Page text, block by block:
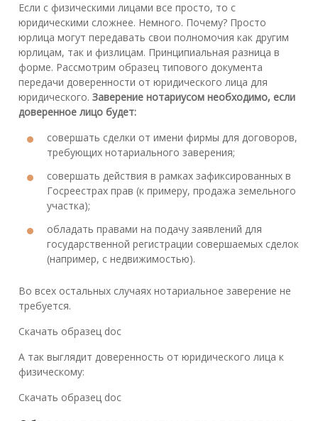
Если с физическими лицами все просто, то с
юридическими сложнее. Немного. Почему? Просто
юрлица могут передавать свои полномочия как другим
юрлицам, так и физлицам. Принципиальная разница в
форме. Рассмотрим образец типового документа
передачи доверенности от юридического лица для
юридического. Заверение нотариусом необходимо, если
доверенное лицо будет:
совершать сделки от имени фирмы для договоров,
требующих нотариального заверения;
совершать действия в рамках зафиксированных в
Госреестрах прав (к примеру, продажа земельного
участка);
обладать правами на подачу заявлений для
государственной регистрации совершаемых сделок
(например, с недвижимостью).
Во всех остальных случаях нотариальное заверение не
требуется.
Скачать образец doc
А так выглядит доверенность от юридического лица к
физическому:
Скачать образец doc